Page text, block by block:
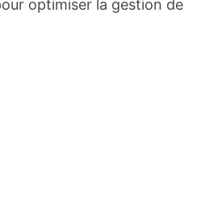
optimiser la gestion de